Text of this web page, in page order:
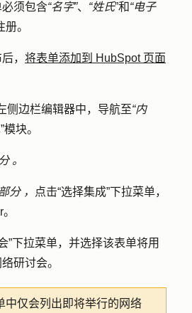
须包含“名字”、 “姓氏”和“电子
。
， 将表单添加到 HubSpot 页面
侧边栏编辑器中，导航至“内
”模块。
。
分 ， 点击“选择集成”下拉菜单，
。
”下拉菜单，并选择该表单将用
络研讨会。
中仅会列出即将举行的网络